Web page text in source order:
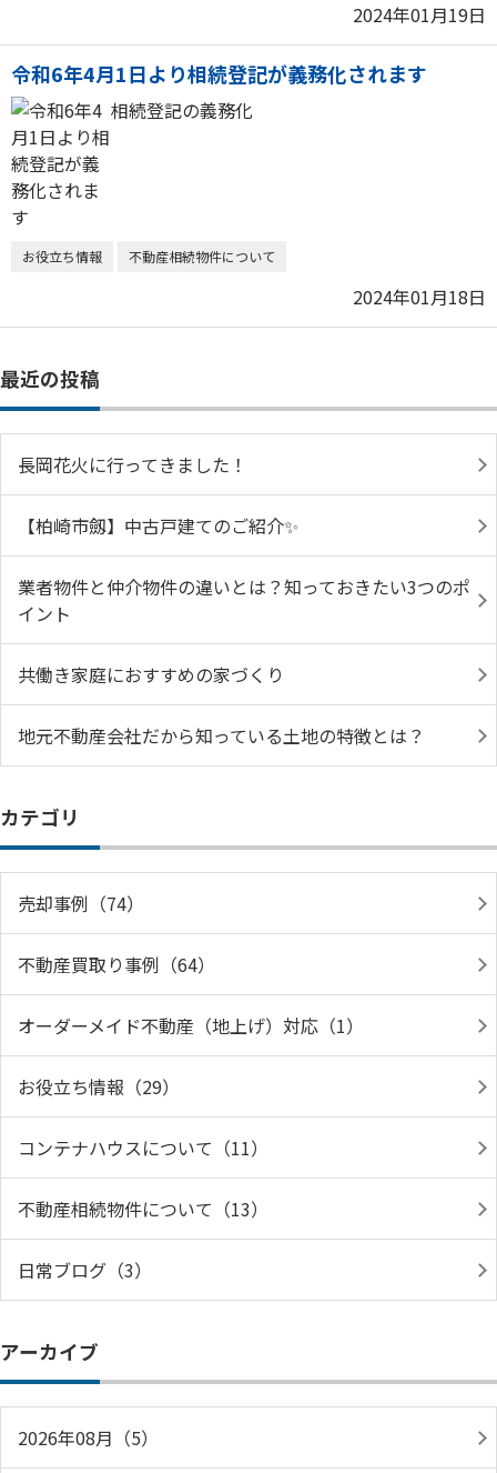
2024年01月19日
令和6年4月1日より相続登記が義務化されます
相続登記の義務化
お役立ち情報 不動産相続物件について
2024年01月18日
最近の投稿
長岡花火に行ってきました！
【柏崎市劔】中古戸建てのご紹介✨
業者物件と仲介物件の違いとは？知っておきたい3つのポ
イント
共働き家庭におすすめの家づくり
地元不動産会社だから知っている土地の特徴とは？
カテゴリ
売却事例（74）
不動産買取り事例（64）
オーダーメイド不動産（地上げ）対応（1）
お役立ち情報（29）
コンテナハウスについて（11）
不動産相続物件について（13）
日常ブログ（3）
アーカイブ
2026年08月（5）